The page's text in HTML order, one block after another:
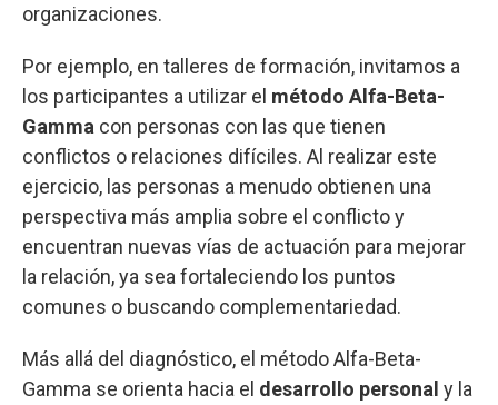
organizaciones.
Por ejemplo, en talleres de formación, invitamos a
los participantes a utilizar el método Alfa-Beta-
Gamma con personas con las que tienen
conflictos o relaciones difíciles. Al realizar este
ejercicio, las personas a menudo obtienen una
perspectiva más amplia sobre el conflicto y
encuentran nuevas vías de actuación para mejorar
la relación, ya sea fortaleciendo los puntos
comunes o buscando complementariedad.
Más allá del diagnóstico, el método Alfa-Beta-
Gamma se orienta hacia el desarrollo personal y la